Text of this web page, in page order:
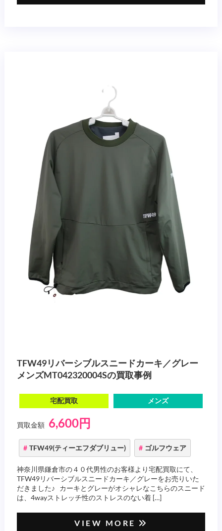
TFW49リバーシブルスニードカーキ／グレー
メンズMT042320004Sの買取事例
宅配買取 メンズ
買取金額 6,600円
TFW49(ティーエフダブリュー) ゴルフウェア
神奈川県鎌倉市の４０代男性のお客様より宅配買取にて、
TFW49リバーシブルスニードカーキ／グレーをお売りいた
だきました♪ カーキとグレーがオシャレなこちらのスニード
は、4wayストレッチ性のストレスのない着 […]
VIEW MORE